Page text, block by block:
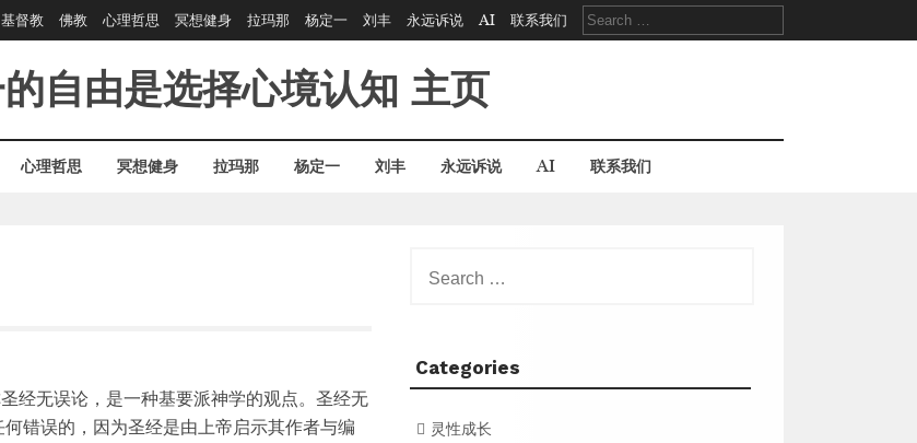
基督教 佛教 心理哲思 冥想健身 拉玛那 杨定一 刘丰 永远诉说 AI 联系我们
Search
for:
自由是选择心境认知 主页
心理哲思 冥想健身 拉玛那 杨定一 刘丰 永远诉说 AI 联系我们
无误论，是一种基要派神学的观点。圣经无
错误的，因为圣经是由上帝启示其作者与编
for:
Categories
灵性成长